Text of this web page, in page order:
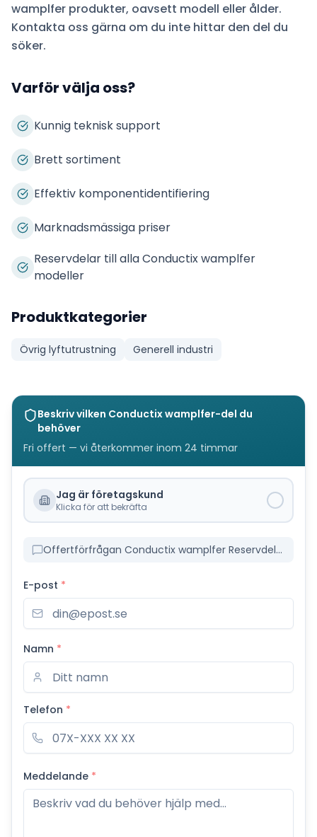
wamplfer produkter, oavsett modell eller ålder.
Kontakta oss gärna om du inte hittar den del du
söker.
Varför välja oss?
Kunnig teknisk support
Brett sortiment
Effektiv komponentidentifiering
Marknadsmässiga priser
Reservdelar till alla Conductix wamplfer
modeller
Produktkategorier
Övrig lyftutrustning Generell industri
Beskriv vilken Conductix wamplfer-del du
behöver
Fri offert — vi återkommer inom 24 timmar
Jag är företagskund
Klicka för att bekräfta
Offertförfrågan Conductix wamplfer Reservdelar
E-post *
Namn *
Telefon *
Meddelande *